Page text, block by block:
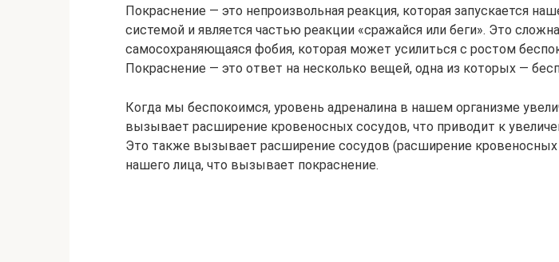
Покраснение — это непроизвольная реакция, которая запускается
системой и является частью реакции «сражайся или беги». Это
самосохраняющаяся фобия, которая может усилиться с ростом
Покраснение — это ответ на несколько вещей, одна из которых —
Когда мы беспокоимся, уровень адреналина в нашем организме
вызывает расширение кровеносных сосудов, что приводит к
Это также вызывает расширение сосудов (расширение
нашего лица, что вызывает покраснение.